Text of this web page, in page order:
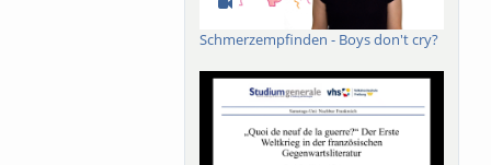
Schmerzempfinden - Boys don't cry?